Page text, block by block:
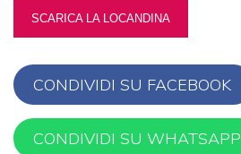
SCARICA LA LOCANDINA
CONDIVIDI SU FACEBOOK
CONDIVIDI SU WHATSAPP